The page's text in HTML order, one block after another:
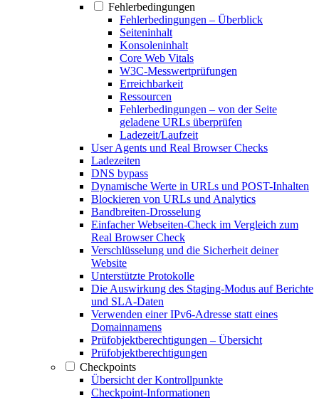
Fehlerbedingungen
Fehlerbedingungen – Überblick
Seiteninhalt
Konsoleninhalt
Core Web Vitals
W3C-Messwertprüfungen
Erreichbarkeit
Ressourcen
Fehlerbedingungen – von der Seite
geladene URLs überprüfen
Ladezeit/Laufzeit
User Agents und Real Browser Checks
Ladezeiten
DNS bypass
Dynamische Werte in URLs und POST-Inhalten
Blockieren von URLs und Analytics
Bandbreiten-Drosselung
Einfacher Webseiten-Check im Vergleich zum
Real Browser Check
Verschlüsselung und die Sicherheit deiner
Website
Unterstützte Protokolle
Die Auswirkung des Staging-Modus auf Berichte
und SLA-Daten
Verwenden einer IPv6-Adresse statt eines
Domainnamens
Prüfobjektberechtigungen – Übersicht
Prüfobjektberechtigungen
Checkpoints
Übersicht der Kontrollpunkte
Checkpoint-Informationen